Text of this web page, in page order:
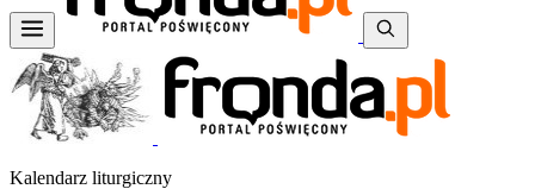
Kalendarz liturgiczny